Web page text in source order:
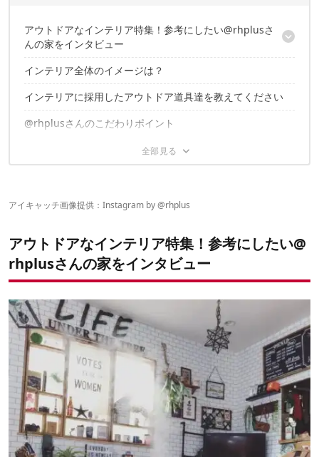
アウトドアなインテリア特集！参考にしたい@rhplusさ
んの家をインタビュー
@rhplusさんプロフィール
インテリア全体のイメージは？
インテリアに採用したアウトドア道具達を教えてください
@rhplusさんのこだわりポイント
キャンプ道具とDIYアイディアが光るカフェ空間
アイキャッチ画像提供：Instagram by@rhplus
アウトドアなインテリア特集！参考にしたい@
rhplusさんの家をインタビュー